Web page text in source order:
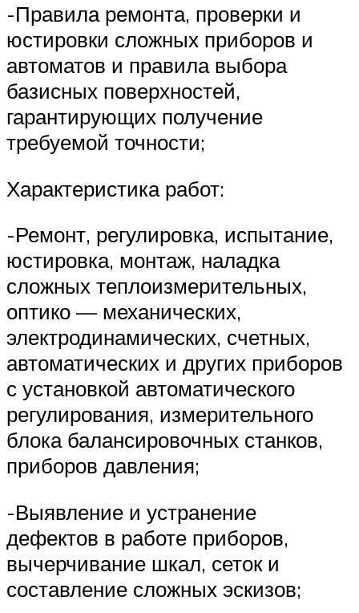
-Правила ремонта, проверки и
юстировки сложных приборов и
автоматов и правила выбора
базисных поверхностей,
гарантирующих получение
требуемой точности;
Характеристика работ:
-Ремонт, регулировка, испытание,
юстировка, монтаж, наладка
сложных теплоизмерительных,
оптико — механических,
электродинамических, счетных,
автоматических и других приборов
с установкой автоматического
регулирования, измерительного
блока балансировочных станков,
приборов давления;
-Выявление и устранение
дефектов в работе приборов,
вычерчивание шкал, сеток и
составление сложных эскизов;